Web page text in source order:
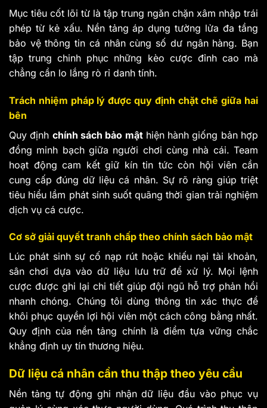
Mục tiêu cốt lõi từ là tập trung ngăn chặn xâm nhập trái
phép từ kẻ xấu. Nền tảng áp dụng tường lửa đa tầng
bảo vệ thông tin cá nhân cùng số dư ngân hàng. Bạn
tập trung chinh phục những kèo cược đỉnh cao mà
chẳng cần lo lắng rò rỉ danh tính.
Trách nhiệm pháp lý được quy định chặt chẽ giữa hai
bên
Quy định chính sách bảo mậthiện hành giống bản hợp
đồng minh bạch giữa người chơi cùng nhà cái. Team
hoạt động cam kết giữ kín tin tức còn hội viên cần
cung cấp đúng dữ liệu cá nhân. Sự rõ ràng giúp triệt
tiêu hiểu lầm phát sinh suốt quãng thời gian trải nghiệm
dịch vụ cá cược.
Cơ sở giải quyết tranh chấp theo chính sách bảo mật
Lúc phát sinh sự cố nạp rút hoặc khiếu nại tài khoản,
sân chơi dựa vào dữ liệu lưu trữ để xử lý. Mọi lệnh
cược được ghi lại chi tiết giúp đội ngũ hỗ trợ phản hồi
nhanh chóng. Chúng tôi dùng thông tin xác thực để
khôi phục quyền lợi hội viên một cách công bằng nhất.
Quy định của nền tảng chính là điểm tựa vững chắc
khẳng định uy tín thương hiệu.
Dữ liệu cá nhân cần thu thập theo yêu cầu
Nền tảng tự động ghi nhận dữ liệu đầu vào phục vụ